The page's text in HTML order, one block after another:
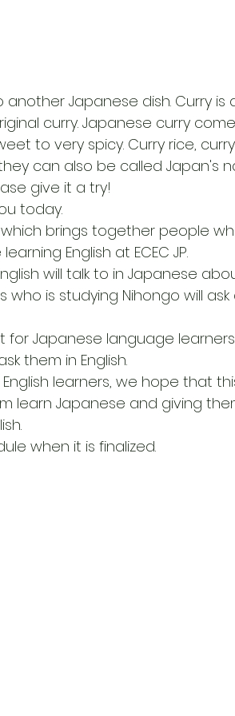
Japanese dish. Curry is
curry. Japanese curry
to very spicy. Curry rice,
can also be called Japan's
give it a try!
today.
which brings together people
English at ECEC JP.
will talk to in Japanese
is studying Nihongo will
for Japanese language
them in English.
learners, we hope that
learn Japanese and giving
when it is finalized.